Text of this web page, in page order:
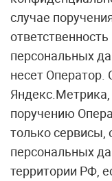
случае
персональных
несет Оператор.
поручению
только
персональных
территории РФ,